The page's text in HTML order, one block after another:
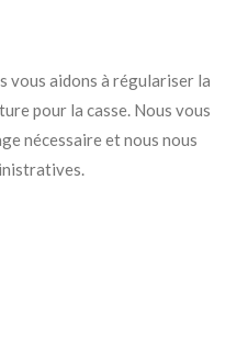
vous aidons à régulariser la
pour la casse. Nous vous
nécessaire et nous nous